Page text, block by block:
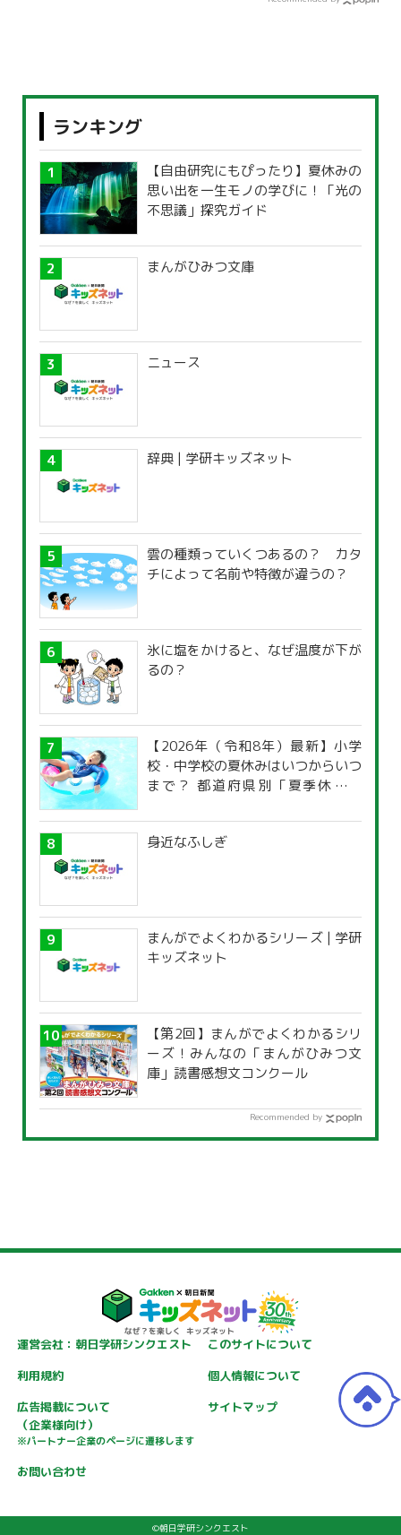
ランキング
【自由研究にもぴったり】夏休みの
思い出を一生モノの学びに！「光の
不思議」探究ガイド
まんがひみつ文庫
ニュース
辞典 | 学研キッズネット
雲の種類っていくつあるの？ カタ
チによって名前や特徴が違うの？
氷に塩をかけると、なぜ温度が下が
るの？
【2026年（令和8年）最新】小学
校・中学校の夏休みはいつからいつ
まで？ 都道府県別「夏季休暇一
身近なふしぎ
まんがでよくわかるシリーズ | 学研
キッズネット
【第2回】まんがでよくわかるシリ
ーズ！みんなの「まんがひみつ文
庫」読書感想文コンクール
Recommended by
運営会社：朝日学研シンクエスト
このサイトについて
利用規約
個人情報について
広告掲載について
（企業様向け）
※パートナー企業のページに遷移します
サイトマップ
お問い合わせ
©朝日学研シンクエスト